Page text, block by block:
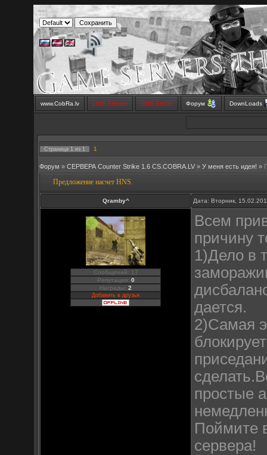
www.CobRa.lv LIVE Stream SMS SHOP Форум DownLoads
Страница 1 из 1 1
Форум » СЕРВЕРА Counter Strike 1.6 CS.COBRA.LV » У меня есть идея! »
Предложение насчет HNS.
Qramby^ Дата: Вторник,
Сообщений: 17
Репутация: 0
Награды:2
Добавить в друзья
Всем
причину
1)Дело в
дается.
2)Самая
простые
Поймите
сервера!